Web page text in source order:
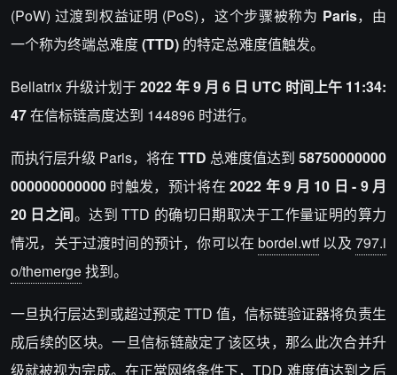
(PoW) 过渡到权益证明 (PoS)，这个步骤被称为 Paris，由
一个称为终端总难度(TTD) 的特定总难度值触发。
Bellatrix 升级计划于2022 年 9 月 6 日 UTC 时间上午 11:34:
47在信标链高度达到 144896 时进行。
而执行层升级 Paris，将在 TTD 总难度值达到 58750000000
000000000000 时触发，预计将在2022 年 9 月 10 日 - 9 月
20 日之间。达到 TTD 的确切日期取决于工作量证明的算力
情况，关于过渡时间的预计，你可以在bordel.wtf以及797.i
o/themerge找到。
一旦执行层达到或超过预定 TTD 值，信标链验证器将负责生
成后续的区块。一旦信标链敲定了该区块，那么此次合并升
级就被视为完成。在正常网络条件下，TDD 难度值达到之后